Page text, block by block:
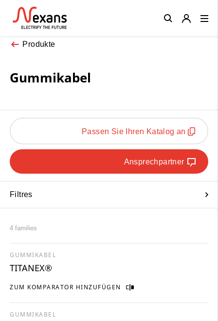
Produkte
Gummikabel
Passen Sie Ihren Katalog an
Ansprechpartner
Filtres
4 families
ZUM KOMPARATOR HINZUFÜGEN
GUMMIKABEL
TITANEX®
GUMMIKABEL
Close